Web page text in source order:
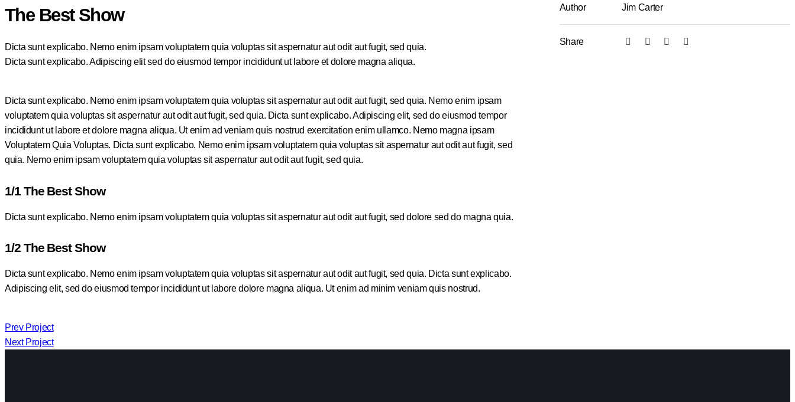
The Best Show
Dicta sunt explicabo. Nemo enim ipsam voluptatem quia voluptas sit aspernatur aut odit aut fugit, sed quia.
Dicta sunt explicabo. Adipiscing elit sed do eiusmod tempor incididunt ut labore et dolore magna aliqua.
Dicta sunt explicabo. Nemo enim ipsam voluptatem quia voluptas sit aspernatur aut odit aut fugit, sed quia. Nemo enim ipsam
voluptatem quia voluptas sit aspernatur aut odit aut fugit, sed quia. Dicta sunt explicabo. Adipiscing elit, sed do eiusmod tempor
incididunt ut labore et dolore magna aliqua. Ut enim ad veniam quis nostrud exercitation enim ullamco. Nemo magna ipsam
Voluptatem Quia Voluptas. Dicta sunt explicabo. Nemo enim ipsam voluptatem quia voluptas sit aspernatur aut odit aut fugit, sed
quia. Nemo enim ipsam voluptatem quia voluptas sit aspernatur aut odit aut fugit, sed quia.
1/1 The Best Show
Dicta sunt explicabo. Nemo enim ipsam voluptatem quia voluptas sit aspernatur aut odit aut fugit, sed dolore sed do magna quia.
1/2 The Best Show
Dicta sunt explicabo. Nemo enim ipsam voluptatem quia voluptas sit aspernatur aut odit aut fugit, sed quia. Dicta sunt explicabo.
Adipiscing elit, sed do eiusmod tempor incididunt ut labore dolore magna aliqua. Ut enim ad minim veniam quis nostrud.
Author
Jim Carter
Share
Prev Project
Next Project